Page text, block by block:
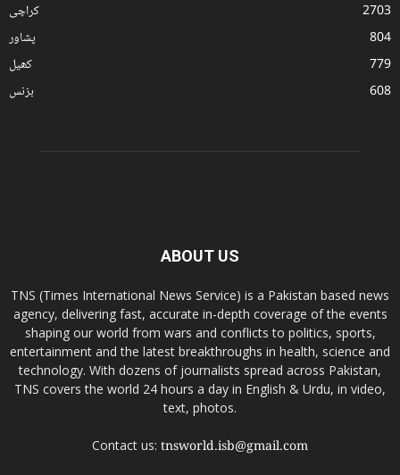
کراچی
2703
پشاور
804
کھیل
779
بزنس
608
ABOUT US
TNS (Times International News Service) is a Pakistan based news
agency, delivering fast, accurate in-depth coverage of the events
shaping our world from wars and conflicts to politics, sports,
entertainment and the latest breakthroughs in health, science and
technology. With dozens of journalists spread across Pakistan,
TNS covers the world 24 hours a day in English & Urdu, in video,
text, photos.
Contact us: tnsworld.isb@gmail.com